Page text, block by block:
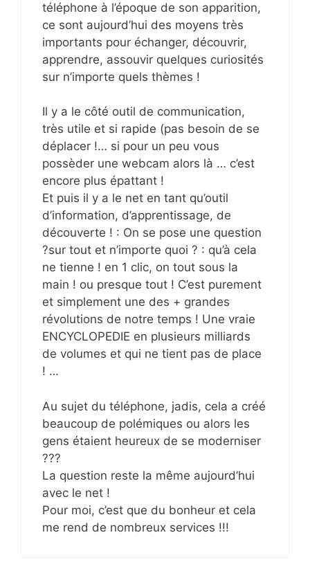
téléphone à l’époque de son apparition,
ce sont aujourd’hui des moyens très
importants pour échanger, découvrir,
apprendre, assouvir quelques curiosités
sur n’importe quels thèmes !
Il y a le côté outil de communication,
très utile et si rapide (pas besoin de se
déplacer !… si pour un peu vous
possèder une webcam alors là … c’est
encore plus épattant !
Et puis il y a le net en tant qu’outil
d’information, d’apprentissage, de
découverte ! : On se pose une question
?sur tout et n’importe quoi ? : qu’à cela
ne tienne ! en 1 clic, on tout sous la
main ! ou presque tout ! C’est purement
et simplement une des + grandes
révolutions de notre temps ! Une vraie
ENCYCLOPEDIE en plusieurs milliards
de volumes et qui ne tient pas de place
! …
Au sujet du téléphone, jadis, cela a créé
beaucoup de polémiques ou alors les
gens étaient heureux de se moderniser
???
La question reste la même aujourd’hui
avec le net !
Pour moi, c’est que du bonheur et cela
me rend de nombreux services !!!